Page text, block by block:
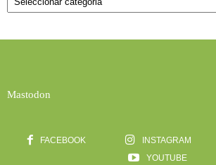
Mastodon
FACEBOOK INSTAGRAM
YOUTUBE